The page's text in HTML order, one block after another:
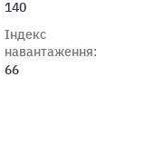
140
Індекс
навантаження:
66